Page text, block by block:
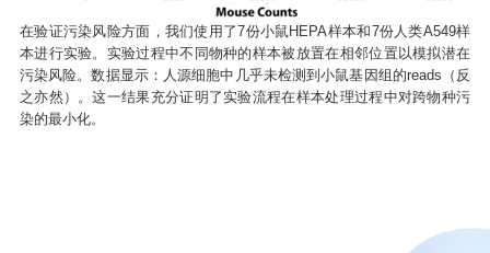
在验证污染风险方面，我们使用了7份小鼠HEPA样本和7份人类A549样
本进行实验。实验过程中不同物种的样本被放置在相邻位置以模拟潜在
污染风险。数据显示：人源细胞中几乎未检测到小鼠基因组的reads（反
之亦然）。这一结果充分证明了实验流程在样本处理过程中对跨物种污
染的最小化。